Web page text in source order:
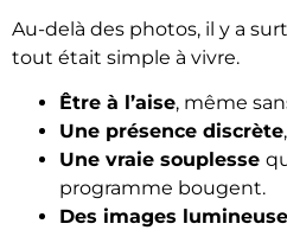
Au-delà des photos, il y a
tout était simple à vivre.
Être à l’aise, même
Une présence discrète
Une vraie souplesse
programme bougent.
Des images